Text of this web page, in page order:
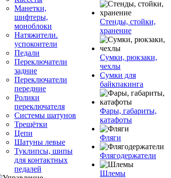
Манетки,
шифтеры,
моноблоки
Натяжители.
успокоители
Педали
Переключатели
задние
Переключатели
передние
Ролики
переключателя
Системы шатунов
Трещётки
Цепи
Шатуны левые
Туклипсы, шипы
для контактных
педалей
Стенды, стойки,
хранение
Сумки, рюкзаки,
чехлы
Сумки для
байкпакинга
Фары, габариты,
катафоты
Фляги
Флягодержатели
Шлемы